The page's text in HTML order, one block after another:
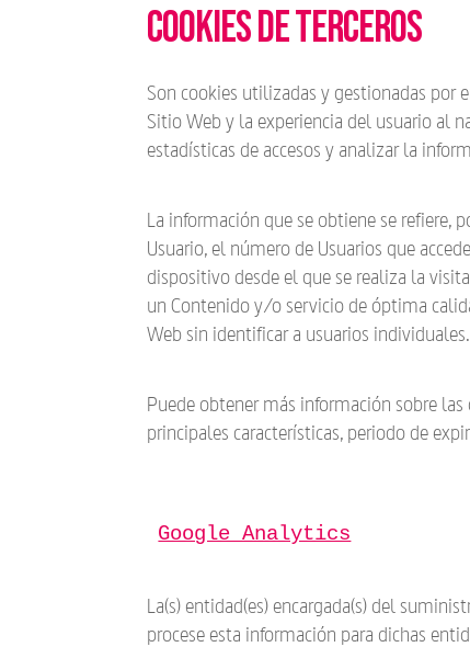
Cookies de terceros
Son cookies utilizadas y gestionadas por
Sitio Web y la experiencia del usuario al
estadísticas de accesos y analizar la
La información que se obtiene se refiere,
Usuario, el número de Usuarios que
dispositivo desde el que se realiza la
un Contenido y/o servicio de óptima
Web sin identificar a usuarios individuales.
Puede obtener más información sobre
principales características, periodo de
Google Analytics
La(s) entidad(es) encargada(s) del
procese esta información para dichas